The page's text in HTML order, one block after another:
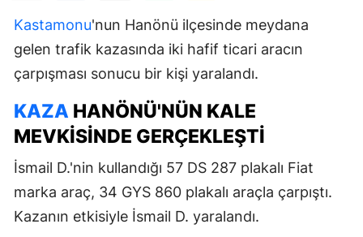
Kastamonu'nun Hanönü ilçesinde meydana
gelen trafik kazasında iki hafif ticari aracın
çarpışması sonucu bir kişi yaralandı.
KAZA HANÖNÜ'NÜN KALE
MEVKISINDE GERÇEKLEŞTI
İsmail D.'nin kullandığı 57 DS 287 plakalı Fiat
marka araç, 34 GYS 860 plakalı araçla çarpıştı.
Kazanın etkisiyle İsmail D. yaralandı.